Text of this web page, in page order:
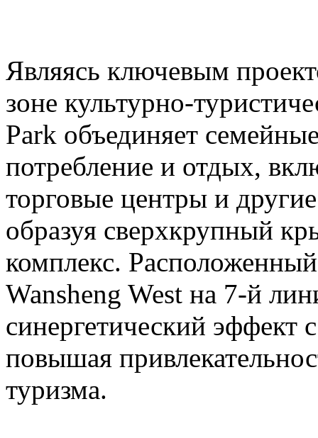
Являясь ключевым
зоне культурно-
Park объединяет
потребление и отдых,
торговые центры и
образуя сверхкрупный
комплекс.
Wansheng West на 7-й
синергетический эффект
повышая
туризма.